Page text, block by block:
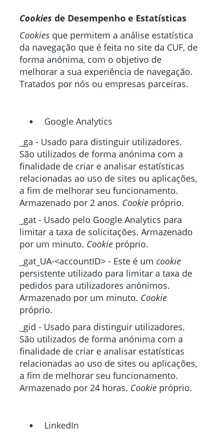
Cookies de Desempenho e Estatísticas
Cookies que permitem a análise estatística
da navegação que é feita no site da CUF, de
forma anónima, com o objetivo de
melhorar a sua experiência de navegação.
Tratados por nós ou empresas parceiras.
Google Analytics
_ga - Usado para distinguir utilizadores.
São utilizados de forma anónima com a
finalidade de criar e analisar estatísticas
relacionadas ao uso de sites ou aplicações,
a fim de melhorar seu funcionamento.
Armazenado por 2 anos. Cookie próprio.
_gat - Usado pelo Google Analytics para
limitar a taxa de solicitações. Armazenado
por um minuto. Cookie próprio.
_gat_UA-<accountID> - Este é um cookie
persistente utilizado para limitar a taxa de
pedidos para utilizadores anónimos.
Armazenado por um minuto. Cookie
próprio.
_gid - Usado para distinguir utilizadores.
São utilizados de forma anónima com a
finalidade de criar e analisar estatísticas
relacionadas ao uso de sites ou aplicações,
a fim de melhorar seu funcionamento.
Armazenado por 24 horas. Cookie próprio.
LinkedIn